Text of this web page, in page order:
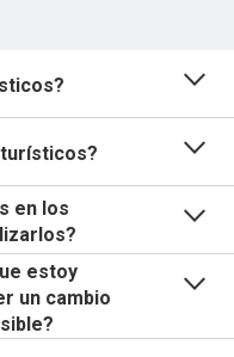
en los
estoy
un cambio